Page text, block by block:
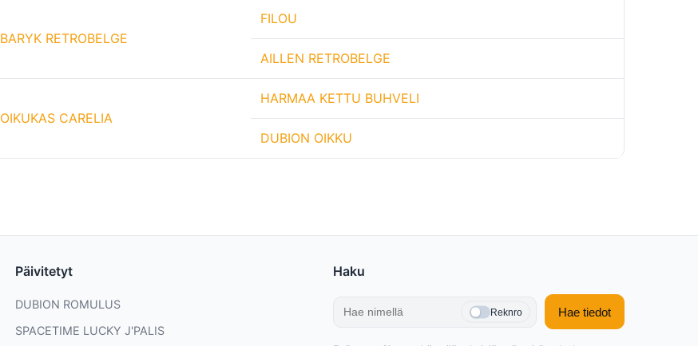
BARYK RETROBELGE
FILOU
AILLEN RETROBELGE
OIKUKAS CARELIA
HARMAA KETTU BUHVELI
DUBION OIKKU
Päivitetyt
DUBION ROMULUS
SPACETIME LUCKY J'PALIS
Haku
Reknro Hae tiedot